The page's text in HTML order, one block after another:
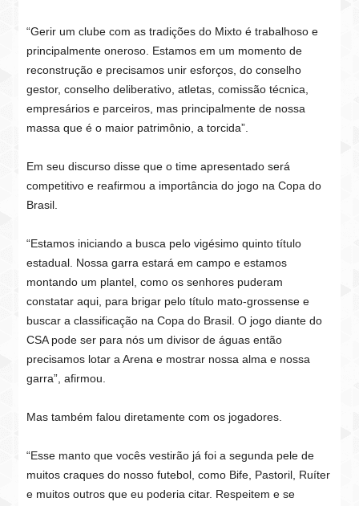
“Gerir um clube com as tradições do Mixto é trabalhoso e
principalmente oneroso. Estamos em um momento de
reconstrução e precisamos unir esforços, do conselho
gestor, conselho deliberativo, atletas, comissão técnica,
empresários e parceiros, mas principalmente de nossa
massa que é o maior patrimônio, a torcida”.
Em seu discurso disse que o time apresentado será
competitivo e reafirmou a importância do jogo na Copa do
Brasil.
“Estamos iniciando a busca pelo vigésimo quinto título
estadual. Nossa garra estará em campo e estamos
montando um plantel, como os senhores puderam
constatar aqui, para brigar pelo título mato-grossense e
buscar a classificação na Copa do Brasil. O jogo diante do
CSA pode ser para nós um divisor de águas então
precisamos lotar a Arena e mostrar nossa alma e nossa
garra”, afirmou.
Mas também falou diretamente com os jogadores.
“Esse manto que vocês vestirão já foi a segunda pele de
muitos craques do nosso futebol, como Bife, Pastoril, Ruíter
e muitos outros que eu poderia citar. Respeitem e se